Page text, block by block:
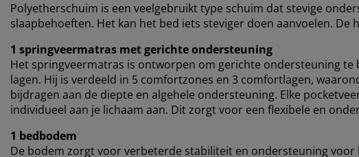
Polyetherschuim is een veelgebruikt type schuim dat stevige
slaapbehoeften. Het kan het bed iets steviger doen aanvoelen. De
1 springveermatras met gerichte ondersteuning
Het springveermatras is ontworpen om gerichte ondersteuning
lagen. Hij is verdeeld in 5 comfortzones en 3 comfortlagen,
bijdragen aan de diepte en algehele ondersteuning. Elke
individueel aan je lichaam aan. Dit zorgt voor een flexibele en
1 bedbodem
De bodem zorgt voor verbeterde stabiliteit en ondersteuning